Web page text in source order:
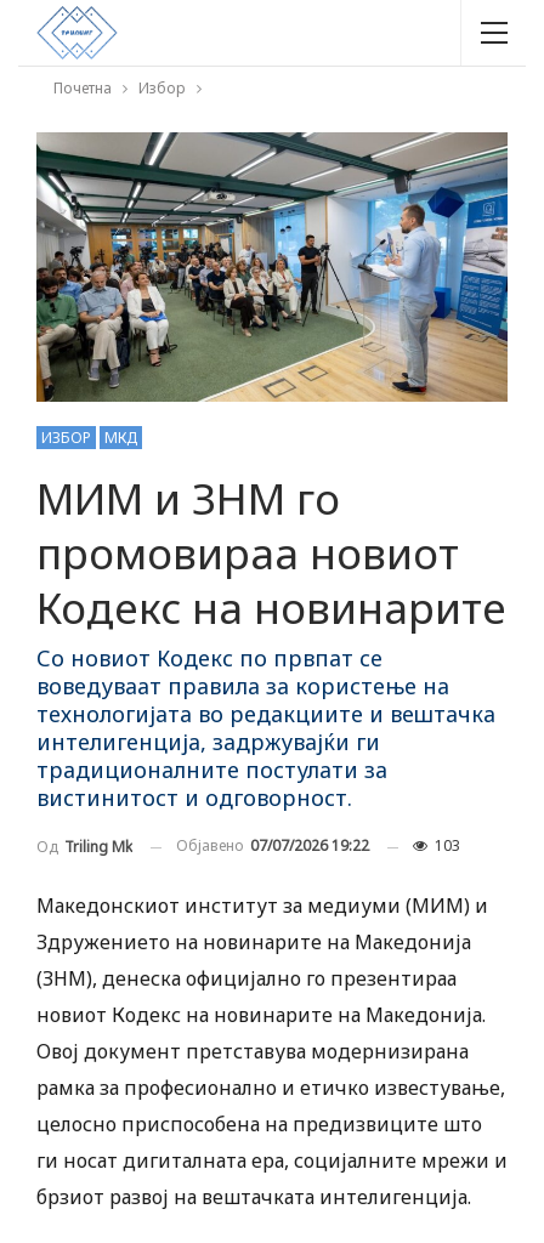
Почетна Избор
ИЗБОР МКД
МИМ и ЗНМ го
промовираа новиот
Кодекс на новинарите
Со новиот Кодекс по првпат се
воведуваат правила за користење на
технологијата во редакциите и вештачка
интелигенција, задржувајќи ги
традиционалните постулати за
вистинитост и одговорност.
Од Triling Mk Објавено 07/07/2026 19:22 103
Македонскиот институт за медиуми (МИМ) и
Здружението на новинарите на Македонија
(ЗНМ), денеска официјално го презентираа
новиот Кодекс на новинарите на Македонија.
Овој документ претставува модернизирана
рамка за професионално и етичко известување,
целосно приспособена на предизвиците што
ги носат дигиталната ера, социјалните мрежи и
брзиот развој на вештачката интелигенција.